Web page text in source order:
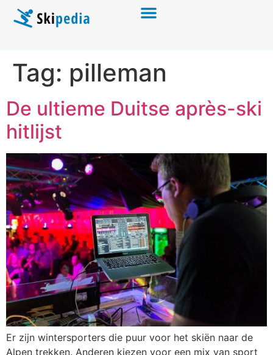
Tag: pilleman
De ultieme Duitse après-ski
hitlijst
Er zijn wintersporters die puur voor het skiën naar de
Alpen trekken. Anderen kiezen voor een mix van sport